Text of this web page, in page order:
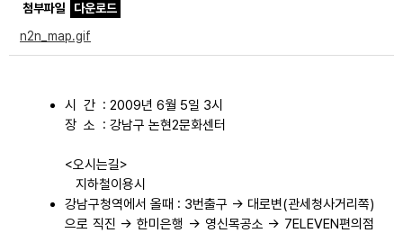
첨부파일
다운로드
n2n_map.gif
시 간 : 2009년 6월 5일 3시
장 소 : 강남구 논현2문화센터
<오시는길>
지하철이용시
강남구청역에서 올때 : 3번출구 → 대로변(관세청사거리쪽)
으로 직진 → 한미은행 → 영신목공소 → 7ELEVEN편의점
노동상담
부설기관